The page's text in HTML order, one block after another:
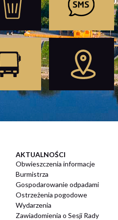
AKTUALNOŚCI
Obwieszczenia informacje
Burmistrza
Gospodarowanie odpadami
Ostrzeżenia pogodowe
Wydarzenia
Zawiadomienia o Sesji Rady